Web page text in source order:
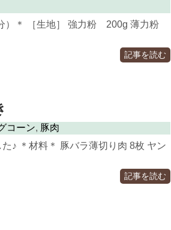
）＊ ［生地］ 強力粉 200g 薄力粉
記事を読む
コーン, 豚肉
♪ ＊材料＊ 豚バラ薄切り肉 8枚 ヤン
記事を読む